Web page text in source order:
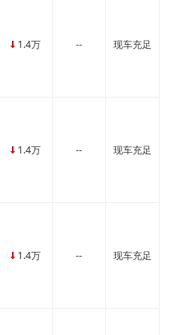
1.4万 -- 现车充足
1.4万 -- 现车充足
1.4万 -- 现车充足